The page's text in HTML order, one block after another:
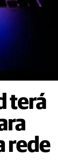
terá
rede